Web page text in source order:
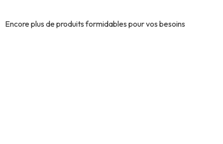
Encore plus de produits formidables pour vos besoins